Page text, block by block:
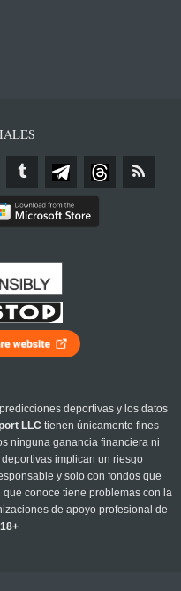
deportivas y los datos
LLC tienen únicamente fines
ninguna ganancia financiera ni
implican un riesgo
y solo con fondos que
conoce tiene problemas con la
de apoyo profesional de
18+